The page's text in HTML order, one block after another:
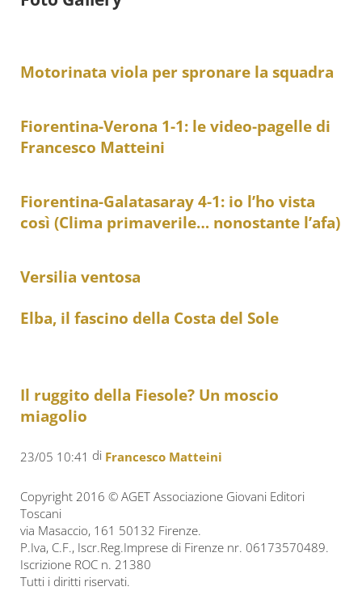
Motorinata viola per spronare la squadra
Fiorentina-Verona 1-1: le video-pagelle di
Francesco Matteini
Fiorentina-Galatasaray 4-1: io l’ho vista
così (Clima primaverile… nonostante l’afa)
Versilia ventosa
Elba, il fascino della Costa del Sole
Il ruggito della Fiesole? Un moscio
miagolio
23/05 10:41 di Francesco Matteini
Copyright 2016 © AGET Associazione Giovani Editori
Toscani
via Masaccio, 161 50132 Firenze.
P.Iva, C.F., Iscr.Reg.Imprese di Firenze nr. 06173570489.
Iscrizione ROC n. 21380
Tutti i diritti riservati.